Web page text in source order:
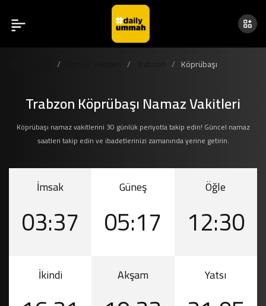
Köprübaşı
Trabzon Köprübaşı Namaz Vakitleri
Köprübaşı namaz vakitlerini 30 günlük periyotla takip edin! Güncel namaz
saatleri takip edin ve ibadetlerinizi zamanında yerine getirin.
İmsak
03:37
Güneş
05:17
Öğle
12:30
İkindi Akşam Yatsı